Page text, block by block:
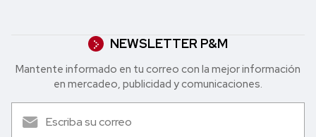
NEWSLETTER P&M
Mantente informado en tu correo con la mejor in formación
en mercadeo, publicidad y comunicaciones.